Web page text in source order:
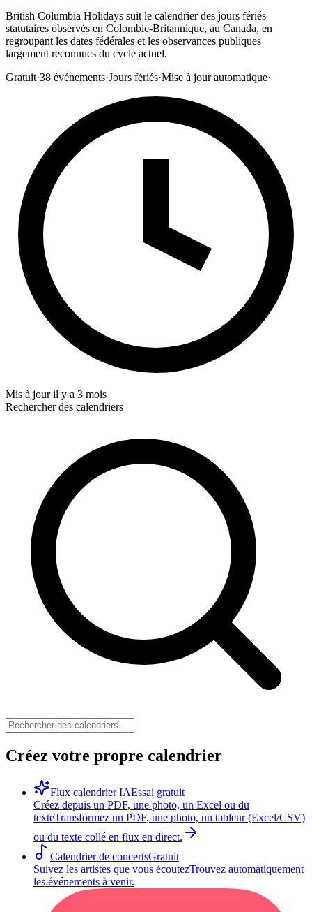
British Columbia Holidays suit le calendrier des jours fériés
statutaires observés en Colombie-Britannique, au Canada, en
regroupant les dates fédérales et les observances publiques
largement reconnues du cycle actuel.
Gratuit·38 événements·Jours fériés·Mise à jour automatique·
Mis à jour il y a 3 mois
Rechercher des calendriers
Créez votre propre calendrier
Flux calendrier IAEssai gratuit
Créez depuis un PDF, une photo, un Excel ou du
texteTransformez un PDF, une photo, un tableur (Excel/CSV)
ou du texte collé en flux en direct.
Calendrier de concertsGratuit
Suivez les artistes que vous écoutezTrouvez automatiquement
les événements à venir.